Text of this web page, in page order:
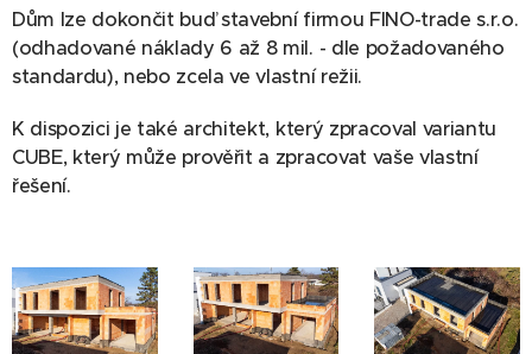
Dům lze dokončit buď stavební firmou FINO-trade s.r.o.
(odhadované náklady 6 až 8 mil. - dle požadovaného
standardu), nebo zcela ve vlastní režii.
K dispozici je také architekt, který zpracoval variantu
CUBE, který může prověřit a zpracovat vaše vlastní
řešení.